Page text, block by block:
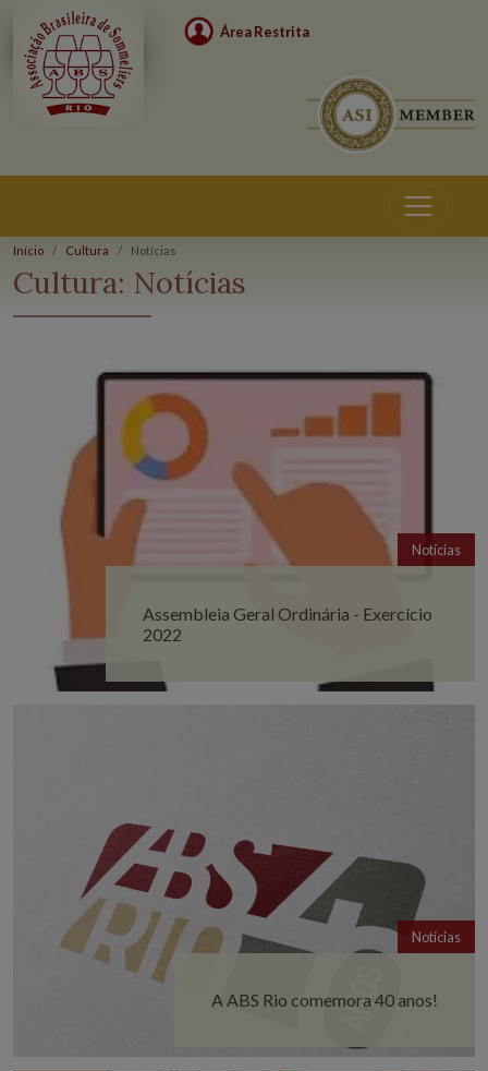
Área Restrita
Início Cultura Notícias
Cultura: Notícias
Notícias
Assembleia Geral Ordinária - Exercício
2022
Notícias
A ABS Rio comemora 40 anos!